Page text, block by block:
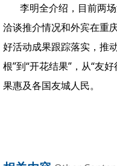
李明全介绍，目前两
洽谈推介情况和外宾在重
好活动成果跟踪落实，推
根”到“开花结果”，从“友
果惠及各国友城人民。